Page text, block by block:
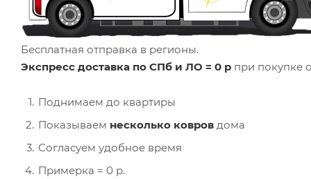
Бесплатная отправка в регионы.
Экспресс доставка по СПб и ЛО = 0 р при покупке
Поднимаем до квартиры
Показываем несколько ковров дома
Согласуем удобное время
Примерка = 0 р.